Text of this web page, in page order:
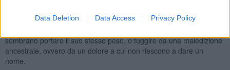
Data Deletion Data Access Privacy Policy
di una delusione lo bloccherà per lungo tempo dal cercare la sua
sembrano portare il suo stesso peso, o fuggire da una maledizione
ancestrale, ovvero da un dolore a cui non riescono a dare un
nome.